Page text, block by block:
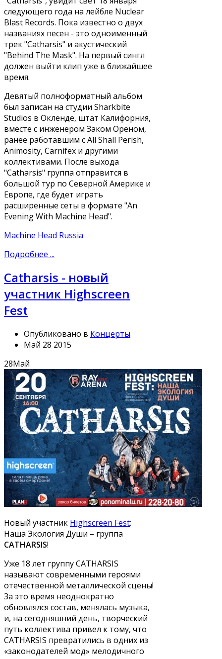
следующего года на лейбле Nuclear
Blast Records. Пока известно о двух
названиях песен - это одноименный
трек "Catharsis" и акустический
"Behind The Mask". На первый сингл
должен выйти клип уже в ближайшее
время.
Девятый полноформатный альбом
был записан на студии Sharkbite
Studios в Окленде, штат Калифорния,
вместе с инженером Заком Ореном,
ранее работавшим с All Shall Perish,
Animosity, Carnifex и другими
коллективами. После выхода
"Catharsis" группа отправится в
большой тур по Северной Америке и
Европе, где будет играть
расширенные сеты в формате "An
Evening With Machine Head".
Machine Head Russia
Подробнее ...
Catharsis - новый
участник Highscreen
Fest
Опубликовано в Концерты
Май 28 2015
28Май
Новый участник Highscreen Fest:
Наша Экология Души – группа
CATHARSIS!
Уже 18 лет группу CATHARSIS
называют современными героями
отечественной металлической сцены!
За это время неоднократно
обновлялся состав, менялась музыка,
и, на сегодняшний день, творческий
путь коллектива привел к тому, что
CATHARSIS превратились в одних из
«законодателей мод» мелодичного